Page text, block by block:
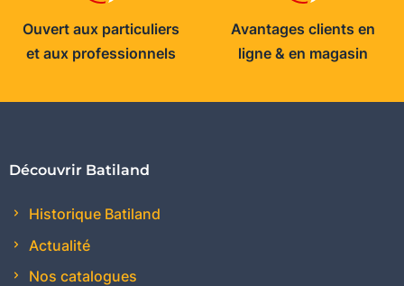
Ouvert aux particuliers
et aux professionnels
Avantages clients en
ligne & en magasin
Découvrir Batiland
Historique Batiland
Actualité
Nos catalogues